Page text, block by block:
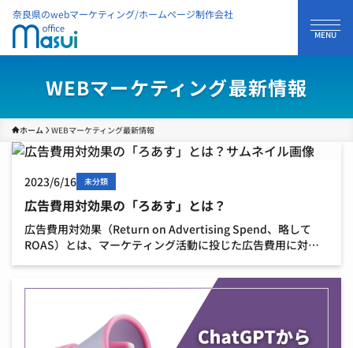
奈良県のwebマーケティング/ホームページ制作会社
WEBマーケティング最新情報
ホーム WEBマーケティング最新情報
2023/6/16 未分類
広告費用対効果の「ろあす」とは？
広告費用対効果（Return on Advertising Spend、略して
ROAS）とは、マーケティング活動に投じた広告費用に対す
ROASは、特定の広告キャンペーン […]